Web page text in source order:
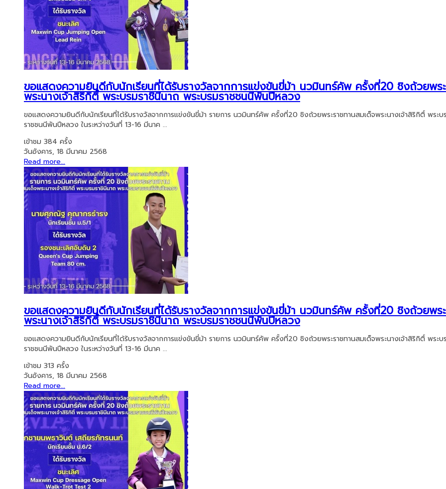
ขอแสดงความยินดีกับนักเรียนที่ได้รับรางวัลจากการแข่งขันขี่ม้า นวมินทร์คัพ ครั้งที่20 ชิงถ้วยพร
พระนางเจ้าสิริกิติ์ พระบรมราชินีนาถ พระบรมราชชนนีพันปีหลวง
ขอแสดงความยินดีกับนักเรียนที่ได้รับรางวัลจากการแข่งขันขี่ม้า รายการ นวมินทร์คัพ ครั้งที่20 ชิงถ้วยพระราชทานสมเด็จพระนางเจ้าสิริกิติ์ พระบ
ราชชนนีพันปีหลวง ในระหว่างวันที่ 13-16 มีนาค ...
เข้าชม 384 ครั้ง
วันอังคาร, 18 มีนาคม 2568
Read more...
ขอแสดงความยินดีกับนักเรียนที่ได้รับรางวัลจากการแข่งขันขี่ม้า นวมินทร์คัพ ครั้งที่20 ชิงถ้วยพร
พระนางเจ้าสิริกิติ์ พระบรมราชินีนาถ พระบรมราชชนนีพันปีหลวง
ขอแสดงความยินดีกับนักเรียนที่ได้รับรางวัลจากการแข่งขันขี่ม้า รายการ นวมินทร์คัพ ครั้งที่20 ชิงถ้วยพระราชทานสมเด็จพระนางเจ้าสิริกิติ์ พระบ
ราชชนนีพันปีหลวง ในระหว่างวันที่ 13-16 มีนาค ...
เข้าชม 313 ครั้ง
วันอังคาร, 18 มีนาคม 2568
Read more...